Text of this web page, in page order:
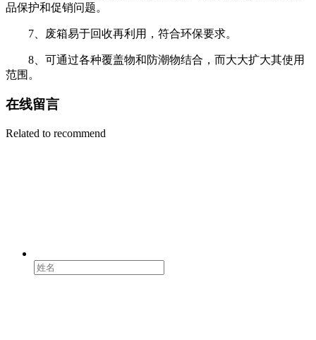
品保护和促销问题。
7、废箱易于回收再利用，符合环保要求。
8、可通过各种覆盖物和防潮物结合，而大大扩大其使用
范围。
在线留言
Related to recommend